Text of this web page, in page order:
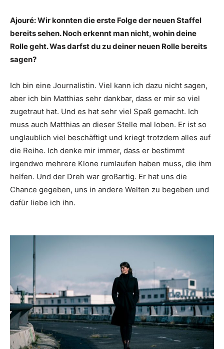
Ajouré: Wir konnten die erste Folge der neuen Staffel
bereits sehen. Noch erkennt man nicht, wohin deine
Rolle geht. Was darfst du zu deiner neuen Rolle bereits
sagen?
Ich bin eine Journalistin. Viel kann ich dazu nicht sagen,
aber ich bin Matthias sehr dankbar, dass er mir so viel
zugetraut hat. Und es hat sehr viel Spaß gemacht. Ich
muss auch Matthias an dieser Stelle mal loben. Er ist so
unglaublich viel beschäftigt und kriegt trotzdem alles auf
die Reihe. Ich denke mir immer, dass er bestimmt
irgendwo mehrere Klone rumlaufen haben muss, die ihm
helfen. Und der Dreh war großartig. Er hat uns die
Chance gegeben, uns in andere Welten zu begeben und
dafür liebe ich ihn.